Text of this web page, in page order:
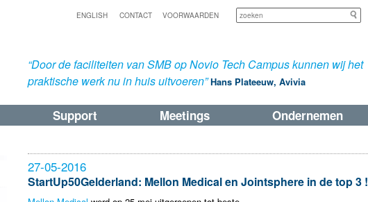
ENGLISH CONTACT VOORWAARDEN
“Door de faciliteiten van SMB op Novio Tech Campus kunnen wij het
praktische werk nu in huis uitvoeren” Hans Plateeuw, Avivia
Support Meetings Ondernemen
27-05-2016
StartUp50Gelderland: Mellon Medical en Jointsphere in de top 3 !